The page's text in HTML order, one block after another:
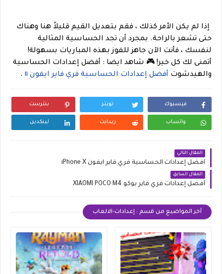
إذا لم يكن الأمر كذلك ، فقم بتعديل القيم قليلاً هنا وهناك
حتى تشعر بالراحة. بمجرد أن تجد الحساسية المثالية
لنفسك ، فأنت الآن جاهز للفوز بهذه المباريات بسهولة!
أتمنى لك كل خير! 🎮 شاهد ايضا : أفضل إعدادات الحساسية
والهيدشوت أفضل إعدادات الحساسية فري فاير ايفون ١١ .
فيسبوك تويتر بنترست
واتساب ريدايت لينكدين
المقال التالي
أفضل إعدادات الحساسية فري فاير ايفون iPhone X
المقال السابق
أفضل إعدادات فري فاير بوكو XIAOMI POCO M4
أخر المواضيع من قسم : إعدادات-الالعاب